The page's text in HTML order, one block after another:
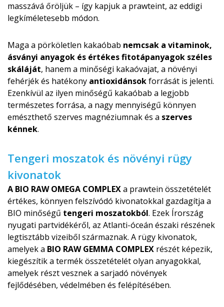
masszává őröljük – így kapjuk a prawteint, az eddigi
legkíméleteseb­b módon.
Maga a pörköletlen kakaóbab nemcsak a vitaminok,
ásványi anyagok és értékes fitotápanyagok széles
skáláját, hanem a minőségi kakaóvajat, a növényi
fehérjék és hatékony antioxidánsokforrását is jelenti.
Ezenkívül az ilyen minőségű kakaóbab a legjobb
természetes forrása, a nagy mennyiségű könnyen
emészthető szerves magnéziumnak és a szerves
kénnek.
Tengeri moszatok és növényi rügy
kivonatok
A BIO RAW OMEGA COMPLEXa prawtein összetételét
értékes, könnyen felszívódó kivonatokkal gazdagítja a
BIO minőségű tengeri moszatokból. Ezek Írország
nyugati partvidékéről, az Atlanti-óceán északi részének
legtisztább vizeiből származnak. A rügy kivonatok,
amelyek a BIO RAW GEMMA COMPLEX részét képezik,
kiegészítik a termék összetételét olyan anyagokkal,
amelyek részt vesznek a sarjadó növények
fejlődésében, védelmében és felépítésében.